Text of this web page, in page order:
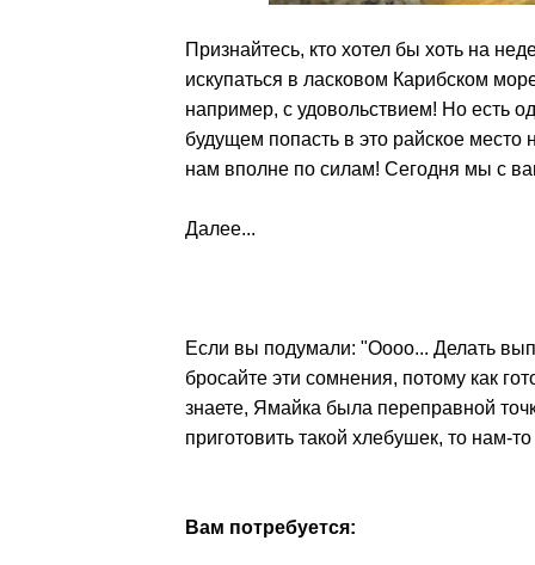
Признайтесь, кто хотел бы хоть на
искупаться в ласковом Карибском
например, с удовольствием! Но есть
будущем попасть в это райское место
нам вполне по силам! Сегодня мы с
Далее...
Если вы подумали: "Оооо... Делать
бросайте эти сомнения, потому как
знаете, Ямайка была переправной
приготовить такой хлебушек, то нам-
Вам потребуется: